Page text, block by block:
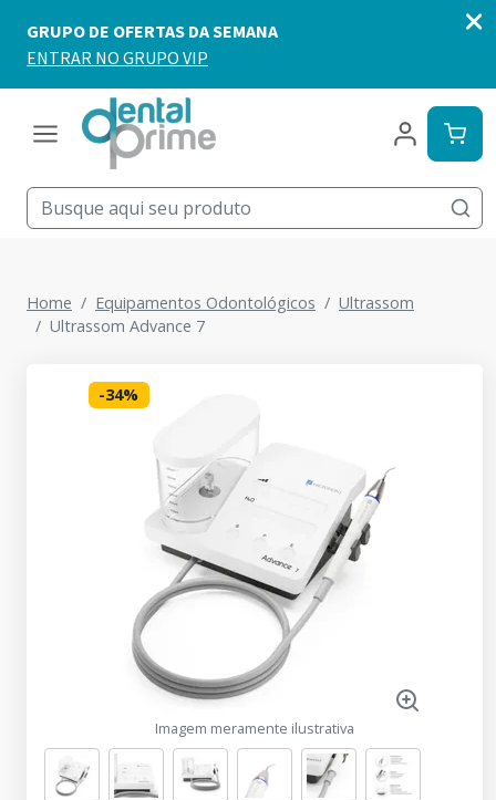
Home Equipamentos Odontológicos
Ultrassom
Ultrassom Advance 7
-34%
Imagem meramente ilustrativa